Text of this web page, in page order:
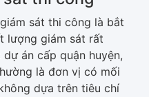
sát thi công là bắt
lượng giám sát rất
án cấp quận huyện,
là đơn vị có mối
dựa trên tiêu chí